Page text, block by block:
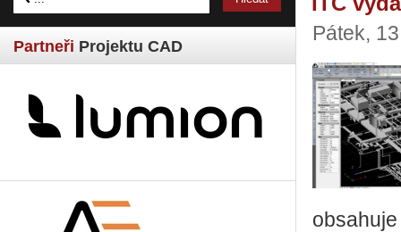
Partneři Projektu CAD
Pátek,